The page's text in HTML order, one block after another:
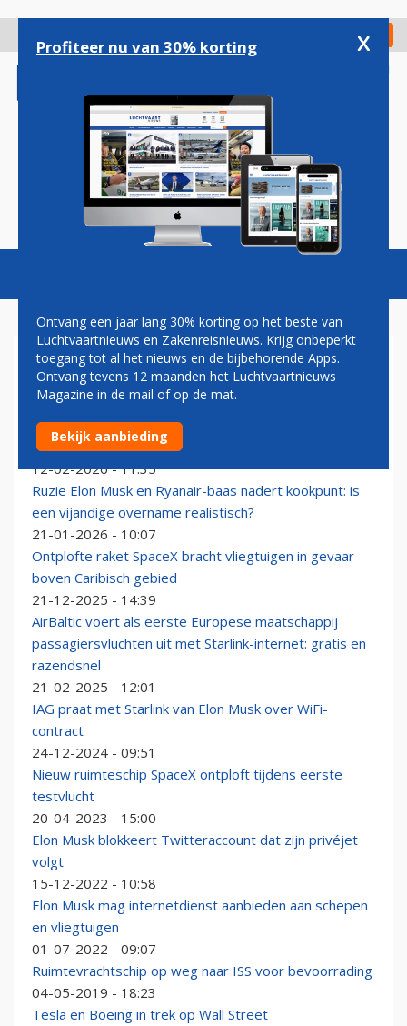
gaan
Check in
Magazine Podcasts Vacatures
ELON MUSK
Southwest Airlines zet in op Starlink-internet op helft
van de vloot
12-02-2026 - 11:35
Ruzie Elon Musk en Ryanair-baas nadert kookpunt: is
een vijandige overname realistisch?
21-01-2026 - 10:07
Ontplofte raket SpaceX bracht vliegtuigen in gevaar
boven Caribisch gebied
21-12-2025 - 14:39
AirBaltic voert als eerste Europese maatschappij
passagiersvluchten uit met Starlink-internet: gratis en
razendsnel
21-02-2025 - 12:01
IAG praat met Starlink van Elon Musk over WiFi-
contract
24-12-2024 - 09:51
Nieuw ruimteschip SpaceX ontploft tijdens eerste
testvlucht
20-04-2023 - 15:00
Elon Musk blokkeert Twitteraccount dat zijn privéjet
volgt
15-12-2022 - 10:58
Elon Musk mag internetdienst aanbieden aan schepen
en vliegtuigen
01-07-2022 - 09:07
Ruimtevrachtschip op weg naar ISS voor bevoorrading
04-05-2019 - 18:23
Tesla en Boeing in trek op Wall Street
Profiteer nu van 30% korting x
Ontvang een jaar lang 30% korting op het beste van
Luchtvaartnieuws en Zakenreisnieuws. Krijg onbeperkt
toegang tot al het nieuws en de bijbehorende Apps.
Ontvang tevens 12 maanden het Luchtvaartnieuws
Magazine in de mail of op de mat.
Bekijk aanbieding